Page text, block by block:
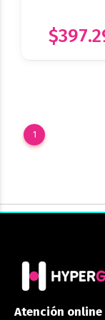
1
Atención online